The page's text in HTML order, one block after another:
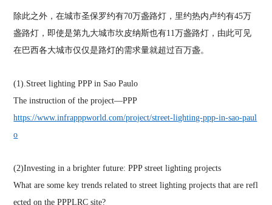
除此之外，在城市圣保罗约有70万盏路灯，里约热内卢约有45万
盏路灯，即使是第九大城市坎皮纳斯也有11万盏路灯，由此可见
在巴西各大城市仅仅是路灯的需求量就超过百万盏。
(1).Street lighting PPP in Sao Paulo
The instruction of the project—PPP
https://www.infrapppworld.com/project/street-lighting-ppp-in-sao-paul
o
(2)Investing in a brighter future: PPP street lighting projects
What are some key trends related to street lighting projects that are refl
ected on the PPPLRC site?